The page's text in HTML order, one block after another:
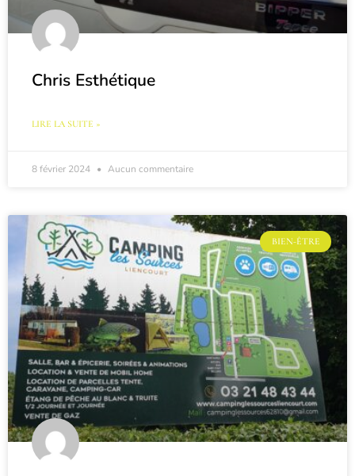
Chris Esthétique
LIRE LA SUITE »
8 février 2024 Aucun commentaire
BIEN-ÊTRE